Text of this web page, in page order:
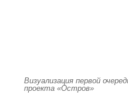
Визуализация первой
проекта «Остров»